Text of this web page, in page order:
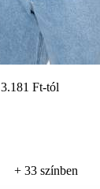
3.181 Ft-tól
+ 33 színben